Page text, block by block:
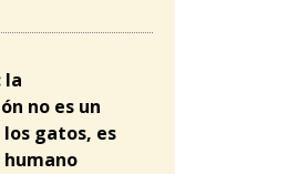
la
no es un
gatos, es